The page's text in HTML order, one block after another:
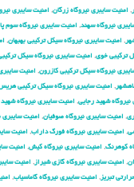
, امنیت سایبری نیروگاه زرگان, امنیت سایبری
نیروگاه سهند, امنیت سایبری نیروگاه سوم
, امنیت سایبری نیروگاه سیکل ترکیبی بهبهان,
ترکیبی خوی, امنیت سایبری نیروگاه سیکل
نیروگاه سیکل ترکیبی کازرون, امنیت
, امنیت سایبری نیروگاه سیکل ترکیبی
نیروگاه شهید رجایی, امنیت سایبری نیروگاه
, امنیت سایبری نیروگاه صوفیان, امنیت سایبری
, امنیت سایبری نیروگاه فورگ داراب, امنیت
کوهرنگ, امنیت سایبری نیروگاه کیش, امنیت
, امنیت سایبری نیروگاه گازی شیراز , امنیت
تبریز , امنیت سایبری نیروگاه گاماسیاب,